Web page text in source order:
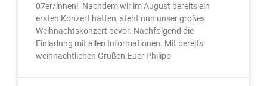
07er/innen! Nachdem wir im August bereits ein
ersten Konzert hatten, steht nun unser großes
Weihnachtskonzert bevor. Nachfolgend die
Einladung mit allen Informationen. Mit bereits
weihnachtlichen Grüßen.Euer Philipp